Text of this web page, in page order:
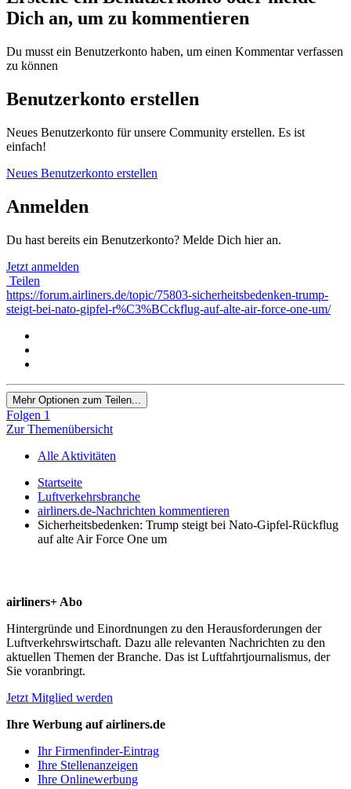
Dich an, um zu kommentieren
Du musst ein Benutzerkonto haben, um einen Kommentar verfassen
zu können
Benutzerkonto erstellen
Neues Benutzerkonto für unsere Community erstellen. Es ist
einfach!
Neues Benutzerkonto erstellen
Anmelden
Du hast bereits ein Benutzerkonto? Melde Dich hier an.
Jetzt anmelden
Teilen
https://forum.airliners.de/topic/75803-sicherheitsbedenken-trump-
steigt-bei-nato-gipfel-r%C3%BCckflug-auf-alte-air-force-one-um/
Mehr Optionen zum Teilen...
Folgen 1
Zur Themenübersicht
Alle Aktivitäten
Startseite
Luftverkehrsbranche
airliners.de-Nachrichten kommentieren
Sicherheitsbedenken: Trump steigt bei Nato-Gipfel-Rückflug
auf alte Air Force One um
airliners+ Abo
Hintergründe und Einordnungen zu den Herausforderungen der
Luftverkehrswirtschaft. Dazu alle relevanten Nachrichten zu den
aktuellen Themen der Branche. Das ist Luftfahrtjournalismus, der
Sie voranbringt.
Jetzt Mitglied werden
Ihre Werbung auf airliners.de
Ihr Firmenfinder-Eintrag
Ihre Stellenanzeigen
Ihre Onlinewerbung